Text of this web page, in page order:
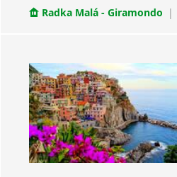
Radka Malá - Giramondo |